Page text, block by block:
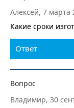
Алексей, 7 марта
Какие сроки
Ответ
Вопрос
Владимир, 30